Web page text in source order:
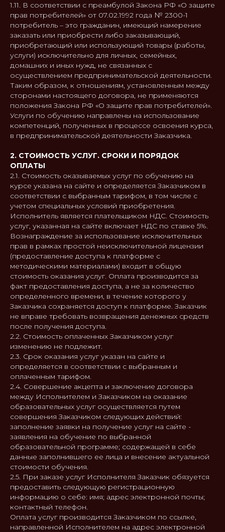
1.11. В соответствии с преамбулой Закона РФ «О защите
прав потребителей» от 07.02.1992 года № 2300-1
потребитель – это гражданин, имеющий намерение
заказать или приобрести либо заказывающий,
приобретающий или использующий товары (работы,
услуги) исключительно для личных, семейных,
домашних и иных нужд, не связанных с
осуществлением предпринимательской деятельности.
Таким образом, к отношениям, установленным между
сторонами настоящего договора, не применяются
положения Закона РФ «О защите прав потребителей».
Услуги по обучению направлены на использование
компетенций, полученных в процессе освоения курса,
в предпринимательской деятельности Заказчика.
2. СТОИМОСТЬ УСЛУГ. СРОКИ И ПОРЯДОК
ОПЛАТЫ
2.1. Стоимость оказываемых услуг по обучению на
курсе указана на сайте и определяется Заказчиком в
соответствии с выбранным тарифом, в том числе с
учетом специальных условий приобретения.
Исполнитель является плательщиком НДС. Стоимость
услуг, указанная на сайте включает НДС по ставке 5%.
Вознаграждение за использование исключительных
прав в рамках простой неисключительной лицензии
(предоставление доступа к платформе с
методическими материалами) входит в общую
стоимость оказания услуг. Оплата производится за
факт предоставления доступа, а не за количество
определенного времени, в течение которого у
Заказчика сохраняется доступ к платформе. Заказчик
не вправе требовать возвращения денежных средств
после получения доступа.
2.2. Стоимость оплаченных Заказчиком услуг
изменению не подлежит.
2.3. Срок оказания услуг указан на сайте и
определяется в соответствии с выбранным и
оплаченным тарифом.
2.4. Совершение акцепта и заключение договора
между Исполнителем и Заказчиком на оказание
образовательных услуг осуществляется путем
совершения Заказчиком следующих действий:
заполнение заявки на получение услуг на сайте -
заявления на обучение по выбранной
образовательной программе; содержащей в себе
данные заполнившего ее лица и внесение актуальной
стоимости обучения.
2.5. При заказе услуг Исполнителя Заказчик обязуется
предоставить следующую регистрационную
информацию о себе: имя; адрес электронной почты;
контактный телефон.
Оплата услуг производится Заказчиком по ссылке,
направленной Исполнителем на адрес электронной